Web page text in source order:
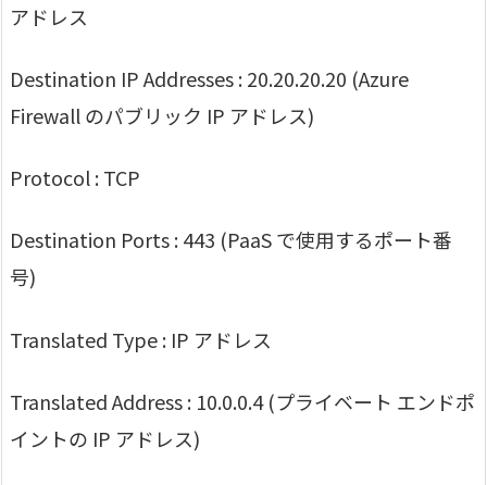
アドレス
Destination IP Addresses : 20.20.20.20 (Azure
Firewall のパブリック IP アドレス)
Protocol : TCP
Destination Ports : 443 (PaaS で使用するポート番
号)
Translated Type : IP アドレス
Translated Address : 10.0.0.4 (プライベート エンドポ
イントの IP アドレス)